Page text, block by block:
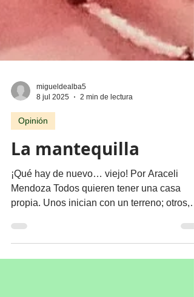
migueldealba5
8 jul 2025
Opinión
La mantequilla
¡Qué hay de nuevo… viejo! Por Araceli
propia. Unos inician con un terreno; otros,
con una casa, la...